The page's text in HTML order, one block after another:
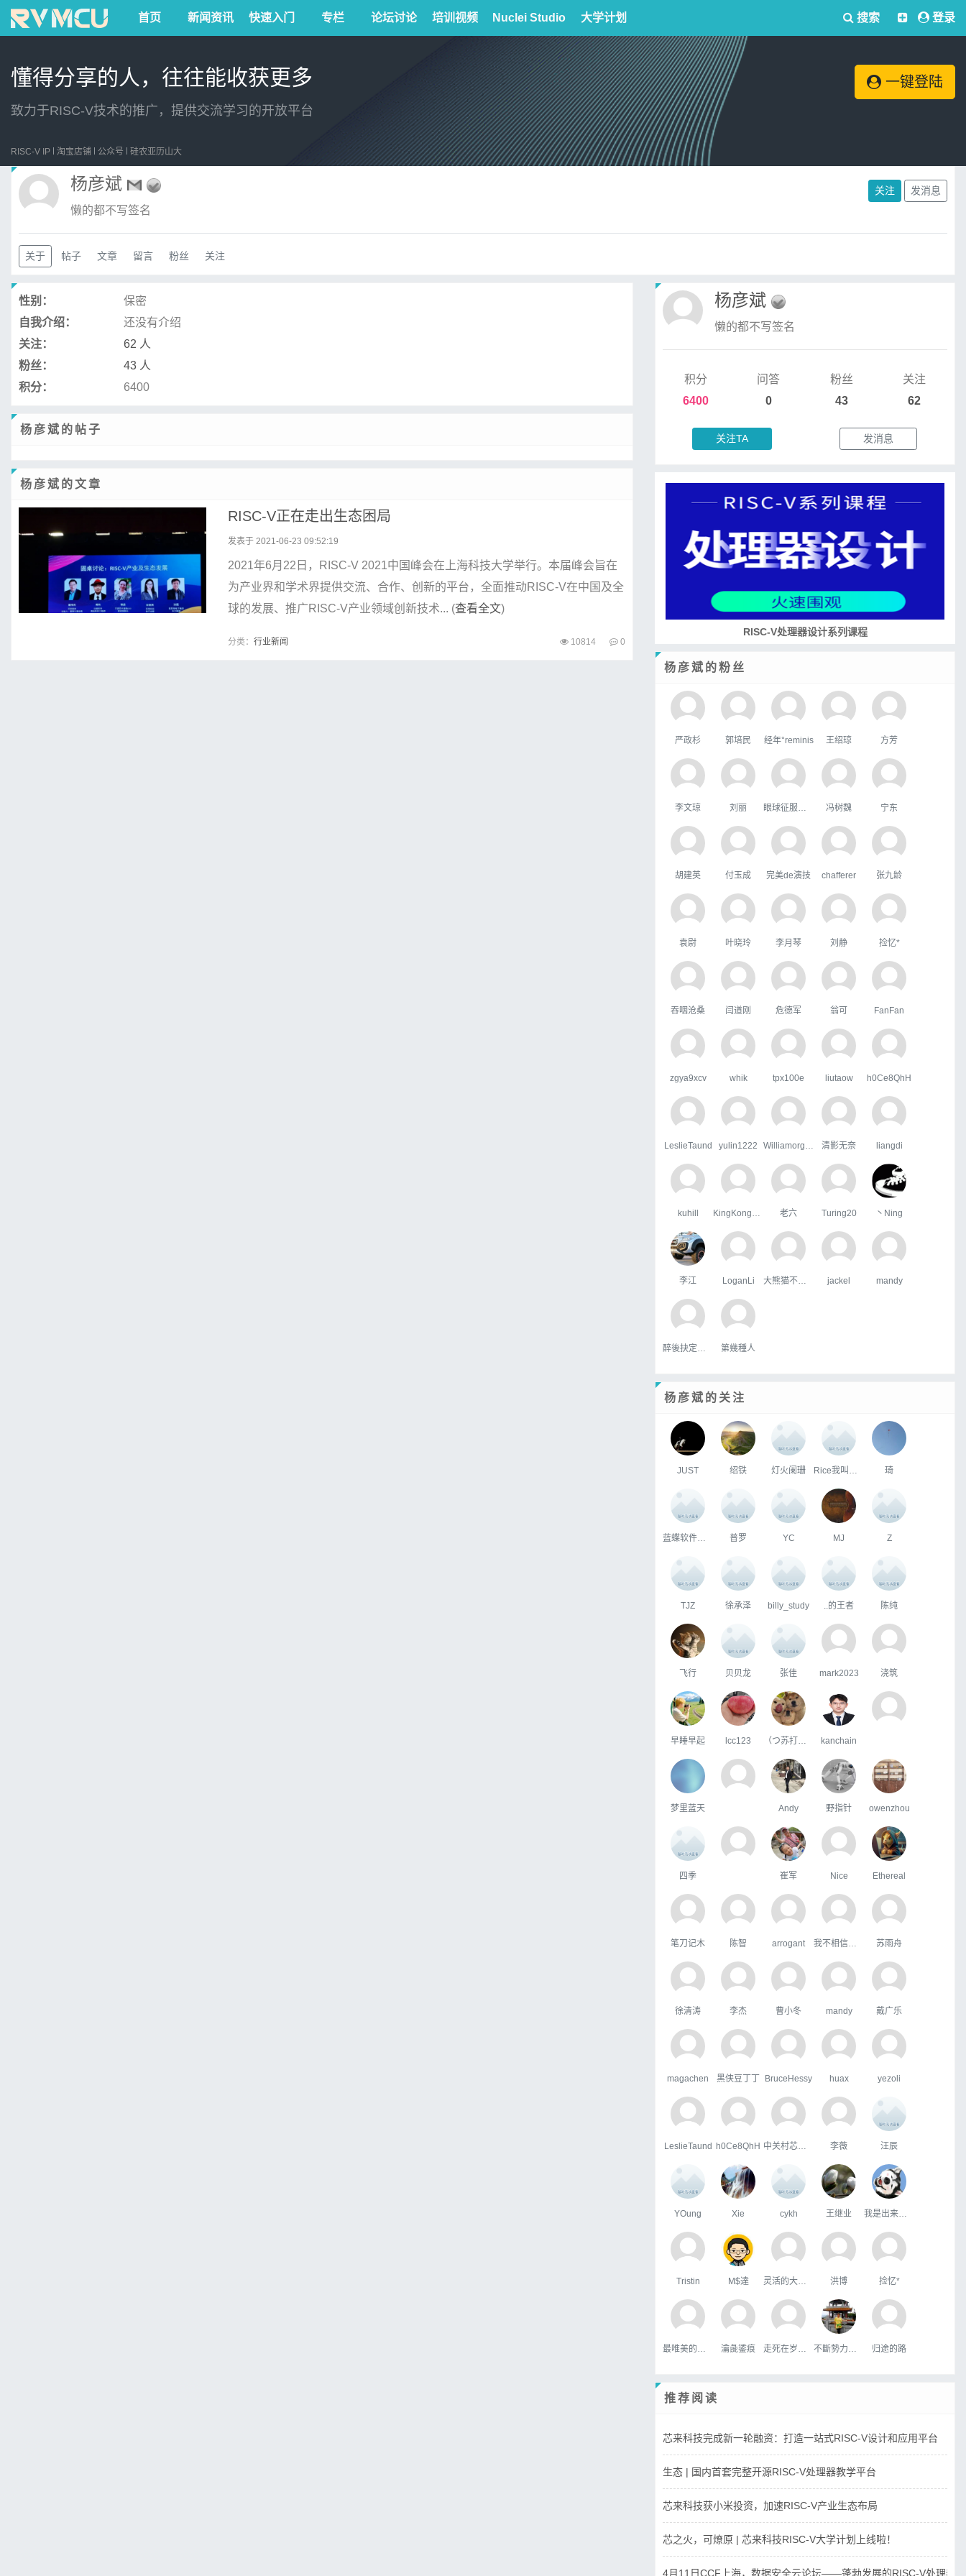
首页 新闻资讯 快速入门 专栏 论坛讨论 培训视频 Nuclei Studio 大学计划 搜索 登录
懂得分享的人，往往能收获更多
致力于RISC-V技术的推广，提供交流学习的开放平台
一键登陆
RISC-V IP 淘宝店铺 公众号 硅农亚历山大
杨彦斌
懒的都不写签名
关注 发消息
关于 帖子 文章 留言 粉丝 关注
性别：
保密
自我介绍：
还没有介绍
关注：
62 人
粉丝：
43 人
积分：
6400
杨彦斌的帖子
杨彦斌的文章
RISC-V正在走出生态困局
发表于 2021-06-23 09:52:19
2021年6月22日，RISC-V 2021中国峰会在上海科技大学举行。本届峰会旨在
为产业界和学术界提供交流、合作、创新的平台，全面推动RISC-V在中国及全
球的发展、推广RISC-V产业领域创新技术... (查看全文)
分类：行业新闻 10814 0
杨彦斌
懒的都不写签名
积分
6400
问答
0
粉丝
43
关注
62
关注TA 发消息
RISC-V处理器设计系列课程
杨彦斌的粉丝
严政杉 郭培民 经年°reminis 王绍琼 方芳
李文琼 刘丽 冯树魏 宁东
胡建英 付玉成 完美de演技 chafferer 张九龄
袁尉 叶晓玲 李月琴 刘静 捡忆*
吞咽沧桑 闫道刚 危德军 翁可 FanFan
zgya9xcv whik tpx100e liutaow h0Ce8QhH
LeslieTaund yulin1222 清影无奈 liangdi
kuhill 老六 Turing20 丶Ning
李江 LoganLi jackel mandy
第幾種人
杨彦斌的关注
JUST 绍铁 灯火阑珊 琦
普罗 YC MJ Z
TJZ 徐承泽 billy_study ..的王者 陈纯
飞行 贝贝龙 张佳 mark2023 浇筑
早睡早起 lcc123 kanchain
梦里蓝天 Andy 野指针 owenzhou
四季 崔军 Nice Ethereal
笔刀记木 陈智 arrogant 苏雨舟
徐清涛 李杰 曹小冬 mandy 戴广乐
magachen 黑侠豆丁丁 BruceHessy huax yezoli
LeslieTaund h0Ce8QhH 李薇 汪辰
YOung Xie cykh 王继业
Tristin M$達 洪博 捡忆*
瀹彘鋈痕 归途的路
推荐阅读
芯来科技完成新一轮融资：打造一站式RISC-V设计和应用平台
生态 | 国内首套完整开源RISC-V处理器教学平台
芯来科技获小米投资，加速RISC-V产业生态布局
芯之火，可燎原 | 芯来科技RISC-V大学计划上线啦！
4月11日CCF上海，数据安全云论坛——蓬勃发展的RISC-V处理器